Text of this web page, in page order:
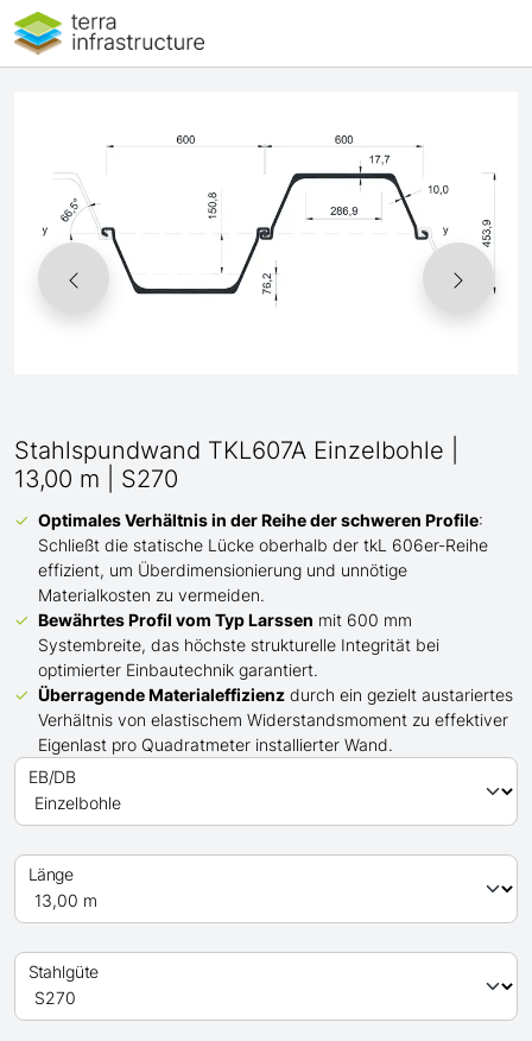
Stahlspundwand TKL607A Einzelbohle |
13,00 m | S270
Optimales Verhältnisin der Reihe der schweren Profile:
Schließt die statische Lücke oberhalb der tkL 606er-Reihe
effizient, um Überdimensionierung und unnötige
Materialkosten zu vermeiden.
Bewährtes Profil vom Typ Larssen mit 600 mm
Systembreite, das höchste strukturelle Integrität bei
optimierter Einbautechnik garantiert.
Überragende Materialeffizienz durch ein gezielt austariertes
Verhältnis von elastischem Widerstandsmoment zu effektiver
Eigenlast pro Quadratmeter installierter Wand.
EB/DB
Länge
Stahlgüte